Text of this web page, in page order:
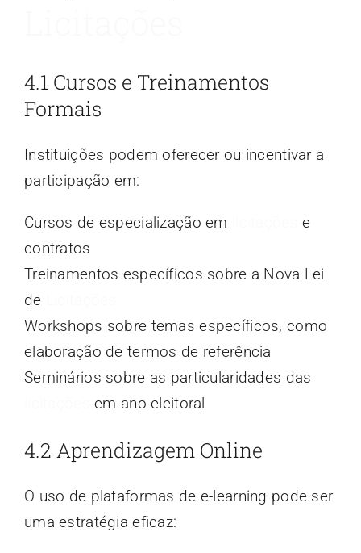
4.1 Cursos e Treinamentos
Formais
Instituições podem oferecer ou incentivar a
participação em:
Cursos de especialização em
e
contratos
Treinamentos específicos sobre a Nova Lei
de
Workshops sobre temas específicos, como
elaboração de termos de referência
Seminários sobre as particularidades das
em ano eleitoral
4.2 Aprendizagem Online
O uso de plataformas de e-learning pode ser
uma estratégia eficaz: